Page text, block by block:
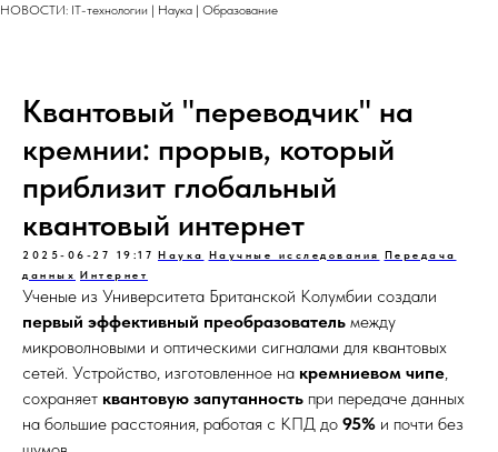
НОВОСТИ: IT-технологии | Наука | Образование
Квантовый "переводчик" на
кремнии: прорыв, который
приблизит глобальный
квантовый интернет
2025-06-27 19:17 Наука Научные исследования Передача
данных Интернет
Ученые из Университета Британской Колумбии создали
первый эффективный преобразователь между
микроволновыми и оптическими сигналами для квантовых
сетей. Устройство, изготовленное на кремниевом чипе,
сохраняет квантовую запутанность при передаче данных
на большие расстояния, работая с КПД до 95% и почти без